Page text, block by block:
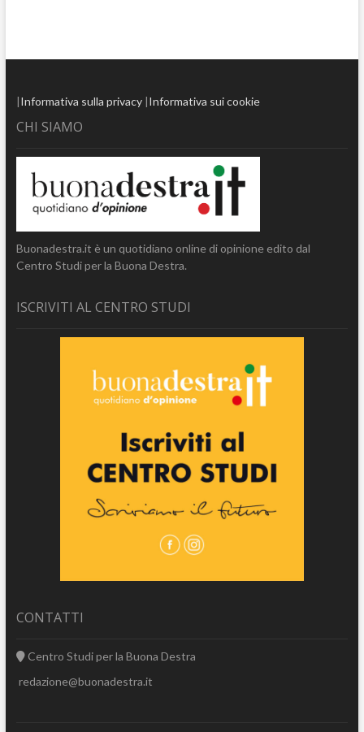
|Informativa sulla privacy|Informativa sui cookie
CHI SIAMO
Buonadestra.it è un quotidiano online di opinione edito dal
Centro Studi per la Buona Destra.
ISCRIVITI AL CENTRO STUDI
CONTATTI
Centro Studi per la Buona Destra
redazione@buonadestra.it